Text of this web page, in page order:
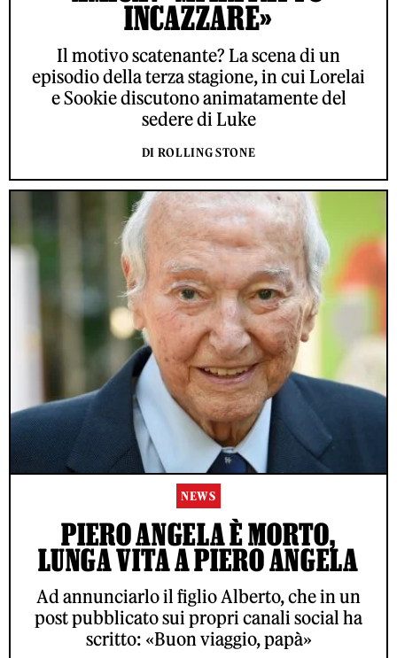
INCAZZARE»
Il motivo scatenante? La scena di un
episodio della terza stagione, in cui Lorelai
e Sookie discutono animatamente del
sedere di Luke
DI ROLLING STONE
NEWS
PIERO ANGELA È MORTO,
LUNGA VITA A PIERO ANGELA
Ad annunciarlo il figlio Alberto, che in un
post pubblicato sui propri canali social ha
scritto: «Buon viaggio, papà»